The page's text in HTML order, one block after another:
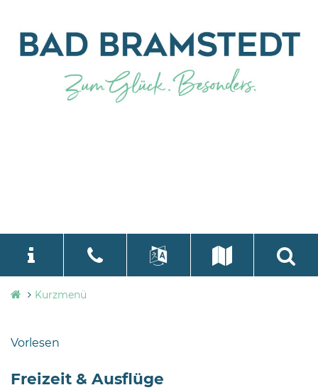
Stadtverwaltung
Bramstedt
language
Kurzmenü
Vorlesen
Freizeit & Ausflüge